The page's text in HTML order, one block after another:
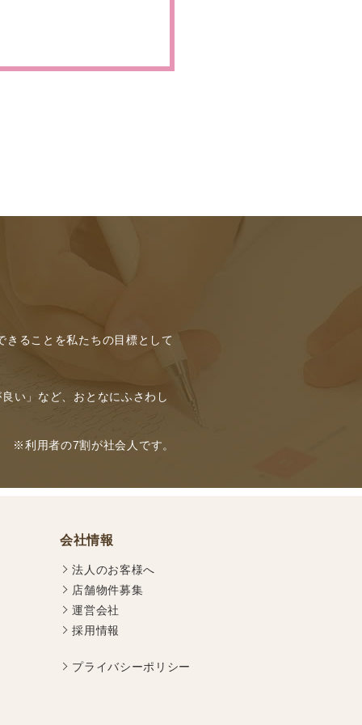
ることを私たちの目標として
い」など、おとなにふさわし
※利用者の7割が社会人です。
会社情報
法人のお客様へ
店舗物件募集
運営会社
採用情報
プライバシーポリシー